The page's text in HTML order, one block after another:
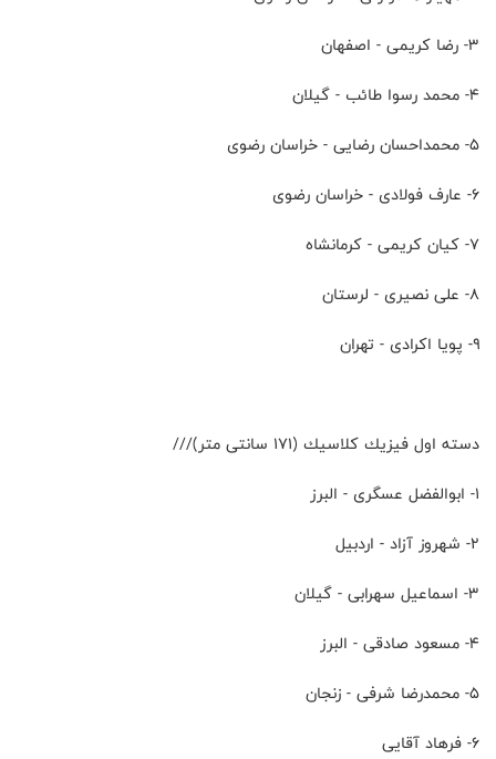
۳- رضا كريمى - اصفهان
۴- محمد رسوا طائب - گيلان
۵- محمداحسان رضايى - خراسان رضوى
۶- عارف فولادى - خراسان رضوى
۷- كيان كريمى - كرمانشاه
۸- على نصيرى - لرستان
۹- پويا اكرادى - تهران
دسته اول فيزيك كلاسيك (١٧١ سانتى متر)///
۱- ابوالفضل عسگرى - البرز
۲- شهروز آزاد - اردبيل
۳- اسماعيل سهرابى - گيلان
۴- مسعود صادقى - البرز
۵- محمدرضا شرفى - زنجان
۶- فرهاد آقايى